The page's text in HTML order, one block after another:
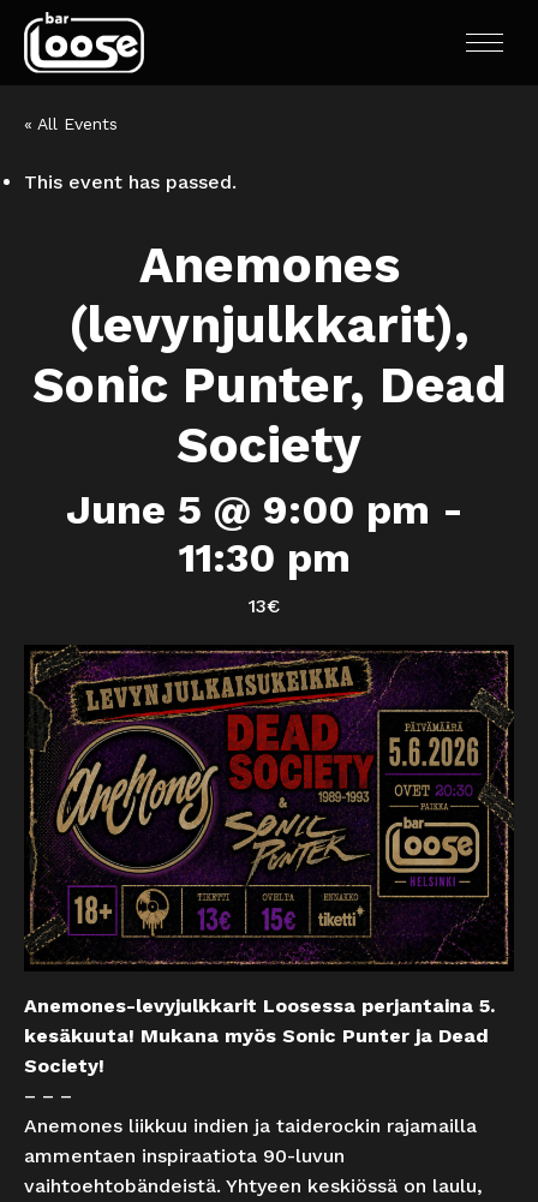
« All Events
This event has passed.
Anemones
(levynjulkkarit),
Sonic Punter, Dead
Society
June 5 @ 9:00 pm -
11:30 pm
13€
Anemones-levyjulkkarit Loosessa perjantaina 5.
kesäkuuta! Mukana myös Sonic Punter ja Dead
Society!
– – –
Anemones liikkuu indien ja taiderockin rajamailla
ammentaen inspiraatiota 90-luvun
vaihtoehtobändeistä. Yhtyeen keskiössä on laulu,